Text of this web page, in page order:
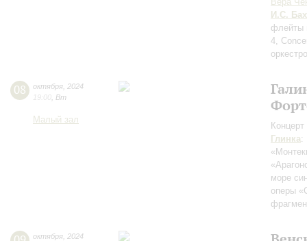
И.С. Бах
флейты
4,
08 октября 2024
19:00 Вт
Малый зал
Глинка:
море
оперы
октября 2024